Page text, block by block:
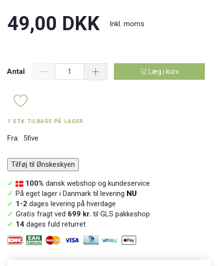
49,00 DKK Inkl. moms
Antal Læg i kurv
1 STK TILBAGE PÅ LAGER
Fra: 5five
Tilføj til Ønskeskyen
✓ 100% dansk webshop og kundeservice
✓ På eget lager i Danmark til levering NU
✓ 1-2 dages levering på hverdage
✓ Gratis fragt ved 699 kr. til GLS pakkeshop
✓ 14 dages fuld returret